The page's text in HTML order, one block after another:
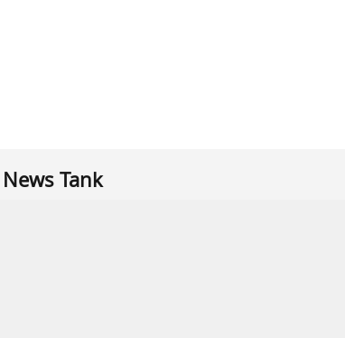
News Tank